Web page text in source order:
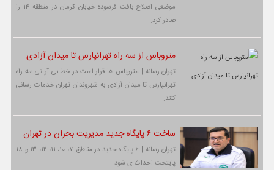
موضعی اصلاح بافت فرسوده خیابان کرمان در منطقه ۱۴ را
صادر کرد.
متروباس از سه راه تهرانپارس تا میدان آزادی
تهران رسانه | متروباس ها قرار است در خط بی آر تی سه راه
تهرانپارس تا میدان آزادی به شهروندان تهران خدمات رسانی
کنند.
ساخت ۶ پایگاه جدید مدیریت بحران در تهران
تهران رسانه | ۶ پایگاه جدید در مناطق ۷، ۱۰، ۱۱، ۱۲، ۱۳ و ۱۸
پایتخت احداث ی شود.